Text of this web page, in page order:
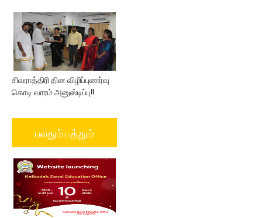
சிவராத்திரி தின விழிப்புணர்வு
கொடி வாரம் அனுஸ்டிப்பு!!
பலதும் பத்தும்